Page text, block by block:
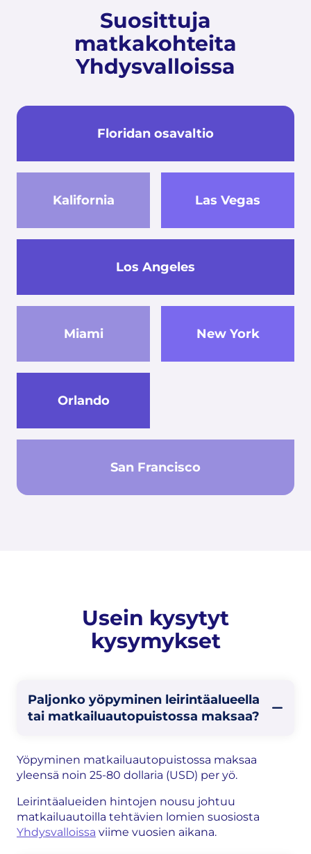
Suosittuja
matkakohteita
Yhdysvalloissa
Floridan osavaltio
Kalifornia Las Vegas
Los Angeles
Miami New York
Orlando
San Francisco
Usein kysytyt
kysymykset
Paljonko yöpyminen leirintäalueella
tai matkailuautopuistossa maksaa?
Yöpyminen matkailuautopuistossa maksaa
yleensä noin 25-80 dollaria (USD) per yö.
Leirintäalueiden hintojen nousu johtuu
matkailuautoilla tehtävien lomien suosiosta
Yhdysvalloissa viime vuosien aikana.